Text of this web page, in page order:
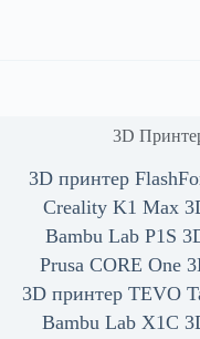
3D
3D принтер
Creality K1 Max
Bambu Lab P1S
Prusa CORE One
3D принтер TEVO
Bambu Lab X1C